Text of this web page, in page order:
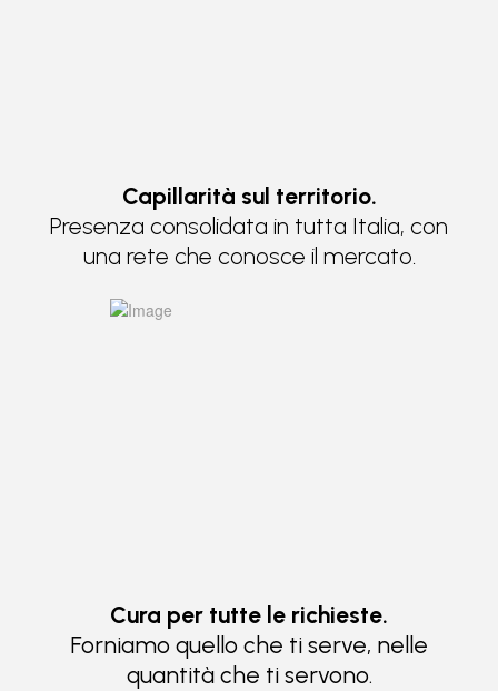
Capillarità sul territorio.
Presenza consolidata in tutta Italia, con
una rete che conosce il mercato.
Cura per tutte le richieste.
Forniamo quello che ti serve, nelle
quantità che ti servono.